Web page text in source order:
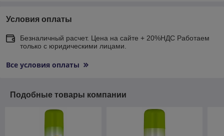
Условия оплаты
Безналичный расчет. Цена на сайте + 20%НДС Работаем
только с юридическими лицами.
Все условия оплаты
Подобные товары компании